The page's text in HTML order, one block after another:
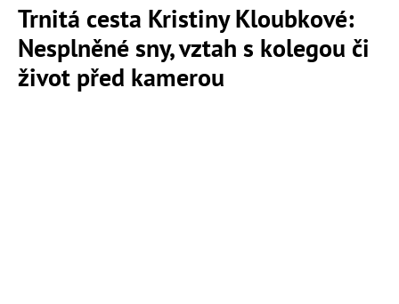
Trnitá cesta Kristiny Kloubkové:
Nesplněné sny, vztah s kolegou či
život před kamerou